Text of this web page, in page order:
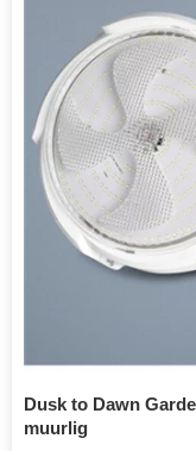
Dusk to Dawn
muurlig